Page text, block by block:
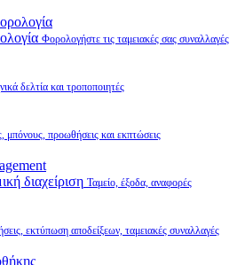
Φορολογήστε τις ταμειακές σας συναλλαγές
δελτία και τροποποιητές
μπόνους, προωθήσεις και εκπτώσεις
διαχείριση Ταμείο, έξοδα, αναφορές
εκτύπωση αποδείξεων, ταμειακές συναλλαγές